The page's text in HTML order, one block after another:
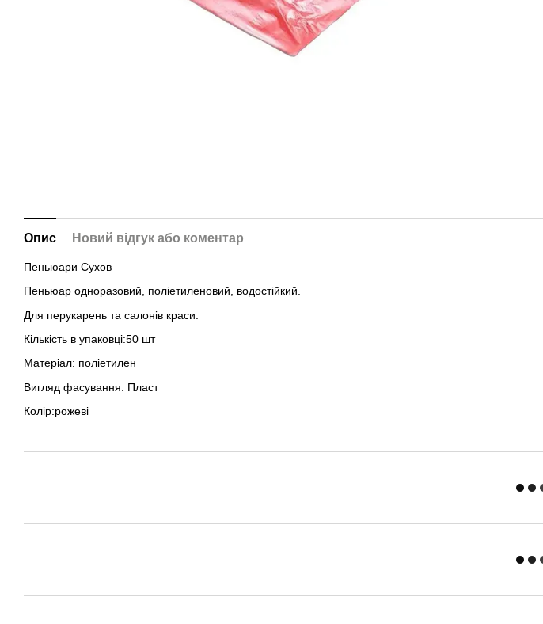
Опис Новий відгук або коментар
Пеньюари Сухов
Пеньюар одноразовий, поліетиленовий, водостійкий.
Для перукарень та салонів краси.
Кількість в упаковці:50 шт
Матеріал: поліетилен
Вигляд фасування: Пласт
Колір:рожеві